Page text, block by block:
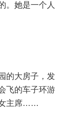
。她是一个人
的大房子，发
飞的车子环游
女主席……